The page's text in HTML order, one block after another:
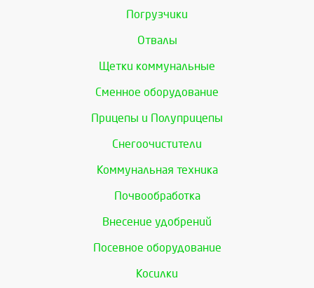
Погрузчики
Отвалы
Щетки коммунальные
Сменное оборудование
Прицепы и Полуприцепы
Снегоочистители
Коммунальная техника
Почвообработка
Внесение удобрений
Посевное оборудование
Косилки